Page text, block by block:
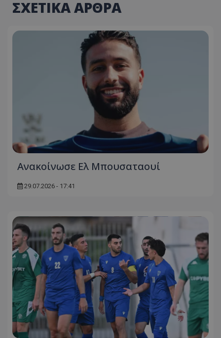
ΣΧΕΤΙΚΑ ΑΡΘΡΑ
Ανακοίνωσε Ελ Μπουσαταουί
29.07.2026 - 17:41